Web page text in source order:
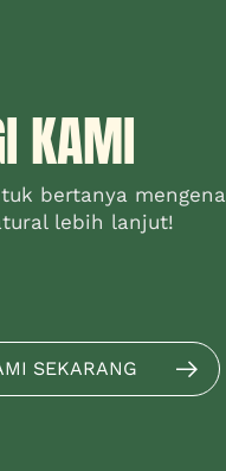
KAMI
bertanya
lebih lanjut!
SEKARANG